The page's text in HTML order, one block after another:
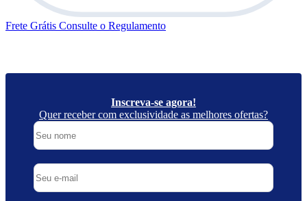
Frete Grátis Consulte o Regulamento
Inscreva-se agora!
Quer receber com exclusividade as melhores ofertas?